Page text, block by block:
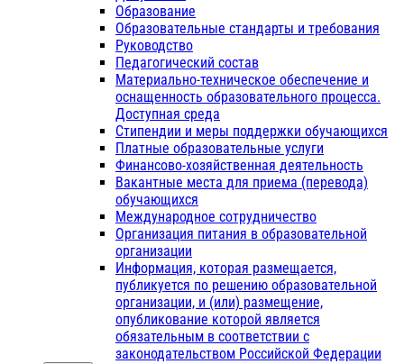
Образование
Образовательные стандарты и требования
Руководство
Педагогический состав
Материально-техническое обеспечение и
оснащенность образовательного процесса.
Доступная среда
Стипендии и меры поддержки обучающихся
Платные образовательные услуги
Финансово-хозяйственная деятельность
Вакантные места для приема (перевода)
обучающихся
Международное сотрудничество
Организация питания в образовательной
организации
Информация, которая размещается,
публикуется по решению образовательной
организации, и (или) размещение,
опубликование которой является
обязательным в соответствии с
законодательством Российской Федерации